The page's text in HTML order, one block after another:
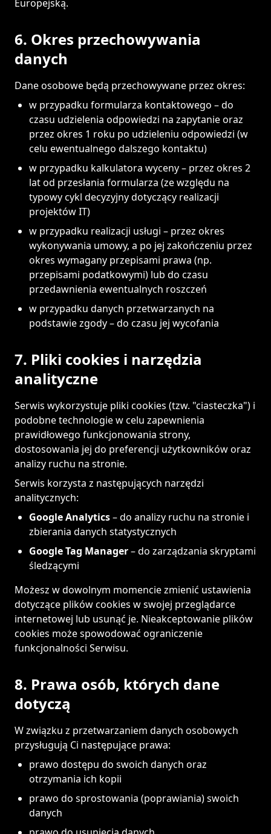
Europejską.
6. Okres przechowywania
danych
Dane osobowe będą przechowywane przez okres:
w przypadku formularza kontaktowego – do
czasu udzielenia odpowiedzi na zapytanie oraz
przez okres 1 roku po udzieleniu odpowiedzi (w
celu ewentualnego dalszego kontaktu)
w przypadku kalkulatora wyceny – przez okres 2
lat od przesłania formularza (ze względu na
typowy cykl decyzyjny dotyczący realizacji
projektów IT)
w przypadku realizacji usługi – przez okres
wykonywania umowy, a po jej zakończeniu przez
okres wymagany przepisami prawa (np.
przepisami podatkowymi) lub do czasu
przedawnienia ewentualnych roszczeń
w przypadku danych przetwarzanych na
podstawie zgody – do czasu jej wycofania
7. Pliki cookies i narzędzia
analityczne
Serwis wykorzystuje pliki cookies (tzw. "ciasteczka") i
podobne technologie w celu zapewnienia
prawidłowego funkcjonowania strony,
dostosowania jej do preferencji użytkowników oraz
analizy ruchu na stronie.
Serwis korzysta z następujących narzędzi
analitycznych:
Google Analytics– do analizy ruchu na stronie i
zbierania danych statystycznych
Google Tag Manager– do zarządzania skryptami
śledzącymi
Możesz w dowolnym momencie zmienić ustawienia
dotyczące plików cookies w swojej przeglądarce
internetowej lub usunąć je. Nieakceptowanie plików
cookies może spowodować ograniczenie
funkcjonalności Serwisu.
8. Prawa osób, których dane
dotyczą
W związku z przetwarzaniem danych osobowych
przysługują Ci następujące prawa:
prawo dostępu do swoich danych oraz
otrzymania ich kopii
prawo do sprostowania (poprawiania) swoich
danych